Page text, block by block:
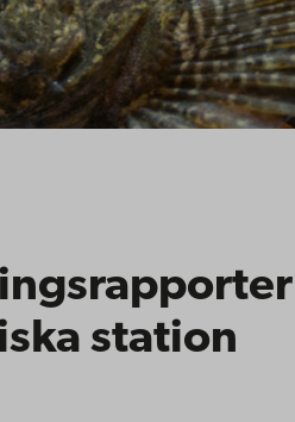
station​